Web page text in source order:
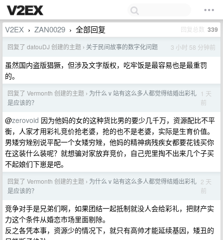
V2EX › ZAN0029 › 全部回复 回复总数 339
回复了 datouDJ 创建的主题 › 关于民间故事的数字化问题 3 小时 58 分钟前
虽然国内盗版猖獗，但涉及文字版权，吃牢饭是最容易也是最重罚
的。
回复了 Vermonth 创建的主题 › 为什么 v 站有这么多人都觉得结婚出彩礼
是应该的？
1 天
前
@zerovoid 因为他妈的女的这种货比男的要少几千万，资源配比不平
衡，人家才用彩礼竞价抢老婆，抢的也不是老婆，实际是生育价值。
男矮穷矬别说平配一个女矮穷矬，他妈的精神病残疾女都要花钱买你
在这装什么装呢？就想骗对家放弃竞价，自己兜里掏不出来几个子买
不起娘们下崽是吧。
回复了 Vermonth 创建的主题 › 为什么 v 站有这么多人都觉得结婚出彩礼
是应该的？
2 天
前
竞争对手是兄弟们啊，如果团结一起抵制就没人会给彩礼，把财产实
力这个条件从婚恋市场里面剔除。
反之各凭本事，资源少的情况下，就只有高帅才能延续基因，矮丑的